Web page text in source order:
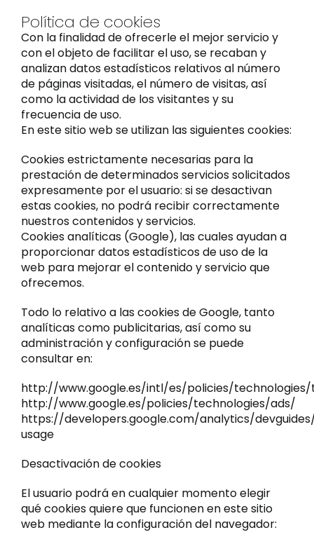
Política de cookies
Con la finalidad de ofrecerle el mejor servicio y
con el objeto de facilitar el uso, se recaban y
analizan datos estadísticos relativos al número
de páginas visitadas, el número de visitas, así
como la actividad de los visitantes y su
frecuencia de uso.
En este sitio web se utilizan las siguientes cookies:
Cookies estrictamente necesarias para la
prestación de determinados servicios solicitados
expresamente por el usuario: si se desactivan
estas cookies, no podrá recibir correctamente
nuestros contenidos y servicios.
Cookies analíticas (Google), las cuales ayudan a
proporcionar datos estadísticos de uso de la
web para mejorar el contenido y servicio que
ofrecemos.
Todo lo relativo a las cookies de Google, tanto
analíticas como publicitarias, así como su
administración y configuración se puede
consultar en:
http://www.google.es/intl/es/policies/
http://www.google.es/policies/technologies/ads/
https://developers.google.com/analytics/
usage
Desactivación de cookies
El usuario podrá en cualquier momento elegir
qué cookies quiere que funcionen en este sitio
web mediante la configuración del navegador: